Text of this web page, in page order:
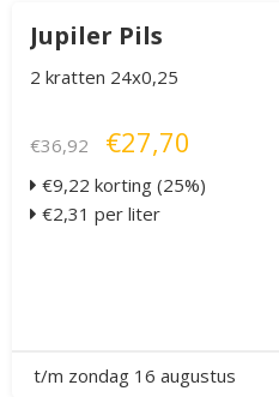
Jupiler Pils
2 kratten 24x0,25
€36,92 €27,70
€9,22 korting (25%)
€2,31 per liter
t/m zondag 16 augustus